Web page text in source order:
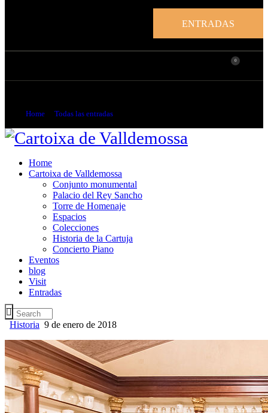
ENTRADAS
0
Home Todas las entradas
Home
Cartoixa de Valldemossa
Conjunto monumental
Palacio del Rey Sancho
Torre de Homenaje
Espacios
Colecciones
Historia de la Cartuja
Concierto Piano
Eventos
blog
Visit
Entradas
Historia 9 de enero de 2018